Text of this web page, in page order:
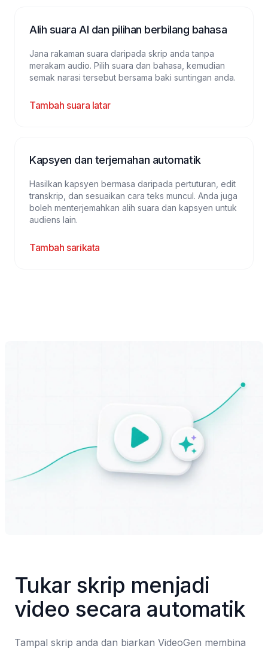
Alih suara AI dan pilihan berbilang bahasa
Jana rakaman suara daripada skrip anda tanpa
merakam audio. Pilih suara dan bahasa, kemudian
semak narasi tersebut bersama baki suntingan anda.
Tambah suara latar
Kapsyen dan terjemahan automatik
Hasilkan kapsyen bermasa daripada pertuturan, edit
transkrip, dan sesuaikan cara teks muncul. Anda juga
boleh menterjemahkan alih suara dan kapsyen untuk
audiens lain.
Tambah sarikata
Tukar skrip menjadi
video secara automatik
Tampal skrip anda dan biarkan VideoGen membina